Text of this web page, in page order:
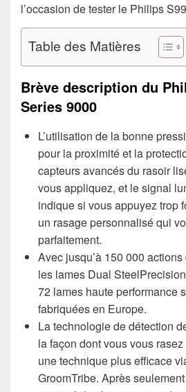
l’occasion de tester le Philips
Table des Matières
Brève description du
Series 9000
L’utilisation de la bonne
pour la proximité et la
capteurs avancés du rasoir
vous appliquez, et le signal
indique si vous appuyez trop
un rasage personnalisé qui
parfaitement.
Avec jusqu’à 150 000
les lames Dual
72 lames haute performance
fabriquées en Europe.
La technologie de détection
la façon dont vous vous
une technique plus efficace
GroomTribe. Après